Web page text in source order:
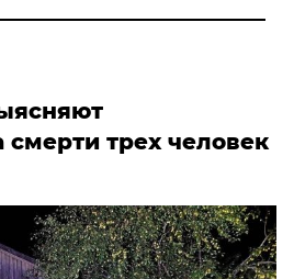
смерти трех человек